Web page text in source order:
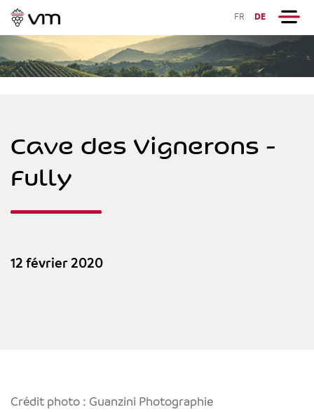
FR DE
Cave des Vignerons -
Fully
12 février 2020
Crédit photo : Guanzini Photographie